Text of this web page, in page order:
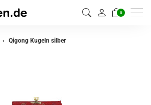
0
Qigong Kugeln silber